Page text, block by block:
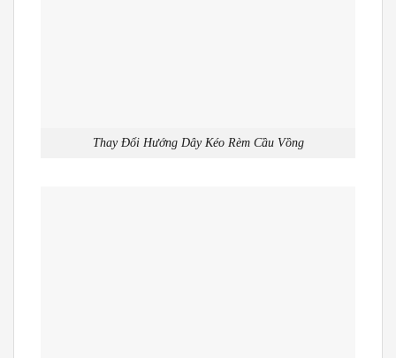
Thay Đổi Hướng Dây Kéo Rèm Cầu Vồng